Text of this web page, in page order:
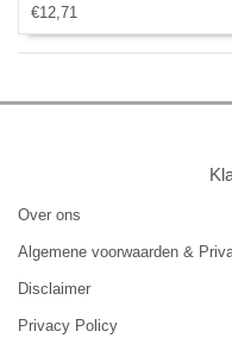
€12,71
Over ons
Algemene voorwaarden &
Disclaimer
Privacy Policy